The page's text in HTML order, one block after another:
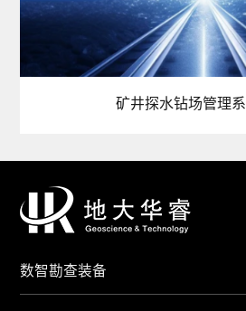
矿井探水钻场管理
数智勘查装备